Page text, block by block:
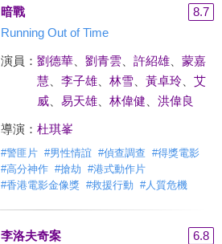
暗戰
8.7
Running Out of Time
演員： 劉德華、 劉青雲、 許紹雄、 蒙嘉
慧、 李子雄、 林雪、 黃卓玲、 艾
威、 易天雄、 林偉健 洪偉良
導演： 杜琪峯
#警匪片 #男性情誼 #偵查調查 #得獎電影
#高分神作 #搶劫 #港式動作片
#香港電影金像獎 #救援行動 #人質危機
李洛夫奇案
6.8